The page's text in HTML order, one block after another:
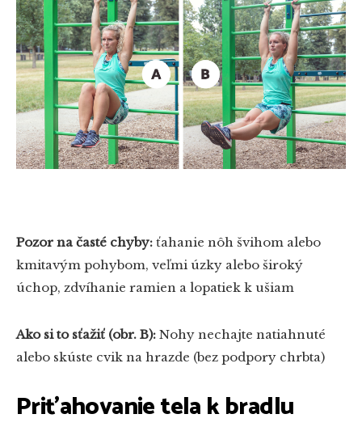
Pozor na časté chyby: ťahanie nôh švihom alebo
kmitavým pohybom, veľmi úzky alebo široký
úchop, zdvíhanie ramien a lopatiek k ušiam
Ako si to sťažiť (obr. B): Nohy nechajte natiahnuté
alebo skúste cvik na hrazde (bez podpory chrbta)
Priťahovanie tela k bradlu